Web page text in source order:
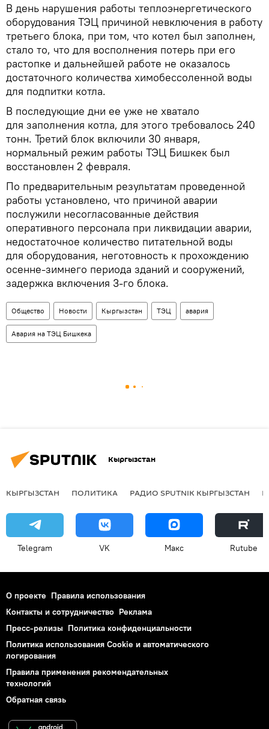
В день нарушения работы теплоэнергетического
оборудования ТЭЦ причиной невключения в работу
третьего блока, при том, что котел был заполнен,
стало то, что для восполнения потерь при его
растопке и дальнейшей работе не оказалось
достаточного количества химобессоленной воды
для подпитки котла.
В последующие дни ее уже не хватало
для заполнения котла, для этого требовалось 240
тонн. Третий блок включили 30 января,
нормальный режим работы ТЭЦ Бишкек был
восстановлен 2 февраля.
По предварительным результатам проведенной
работы установлено, что причиной аварии
послужили несогласованные действия
оперативного персонала при ликвидации аварии,
недостаточное количество питательной воды
для оборудования, неготовность к прохождению
осенне-зимнего периода зданий и сооружений,
задержка включения 3-го блока.
Общество Новости Кыргызстан ТЭЦ авария
Авария на ТЭЦ Бишкека
Кыргызстан
КЫРГЫЗСТАН ПОЛИТИКА РАДИО SPUTNIK КЫРГЫЗСТАН
Telegram VK Макс Rutube
О проекте Правила использования
Контакты и сотрудничество Реклама
Пресс-релизы Политика конфиденциальности
Политика использования Cookie и автоматического
логирования
Правила применения рекомендательных
технологий
Обратная связь